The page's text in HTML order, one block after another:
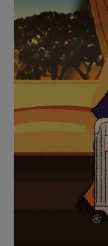
PARA
LO
LO
perfeita